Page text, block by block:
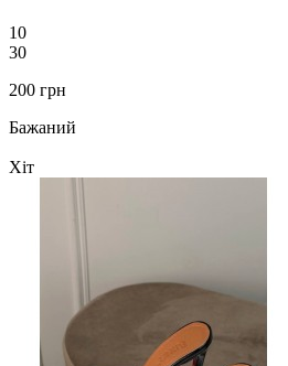
10
30
200 грн
Бажаний
Хіт